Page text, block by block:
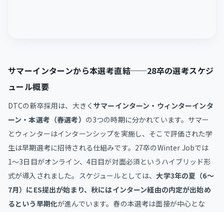
サマーインターンから本選考直結──28卒の選考スケジ
ュール概要
DTCの新卒採用は、大きくサマーインターン・ウィンターインタ
ーン・本選考（春選考） の3つの時期に分かれています。サマー
とウィンターはインターンシップを実施し、そこで評価された学
生は早期選考に招待される仕組みです。27卒のWinter Jobでは
1〜3日目がオンライン、4日目が対面必須というハイブリッド形
式が導入されました。スケジュールとしては、大学3年の夏（6〜
7月）にES提出が始まり、秋にはインターン経由の内定が出始め
るという早期化が進んでいます。春の本選考は面接が中心とな